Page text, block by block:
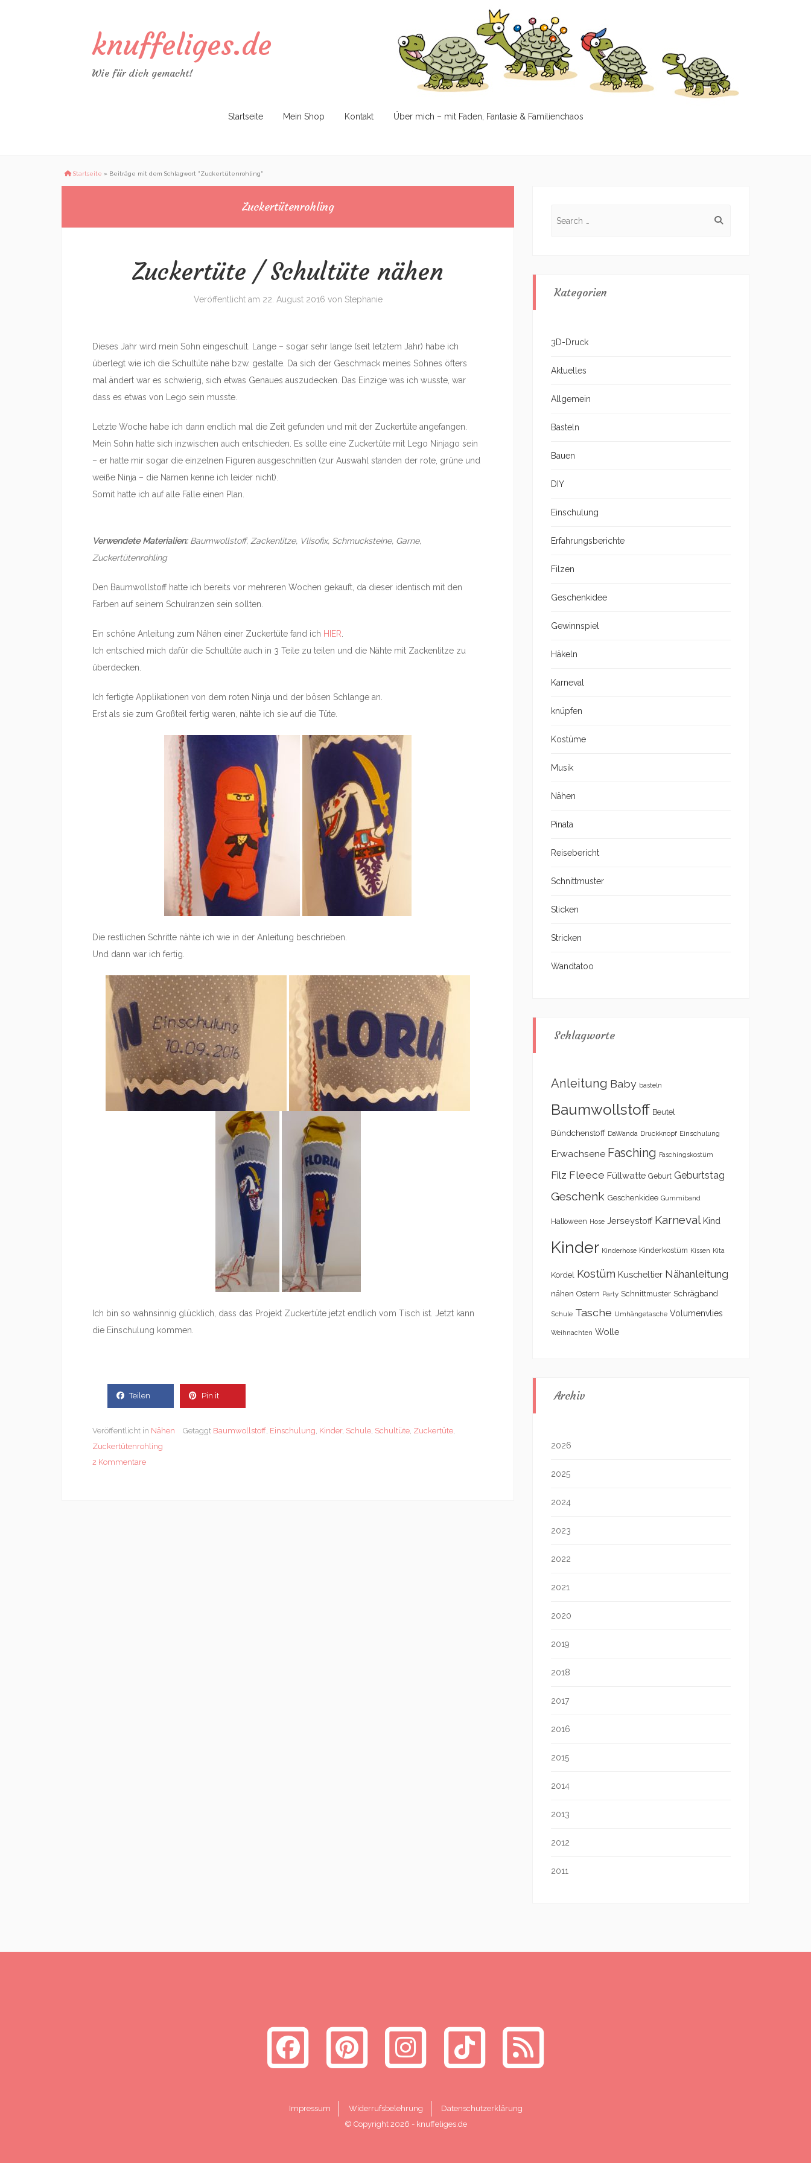
knuffeliges.de
Wie für dich gemacht!
Startseite Mein Shop Kontakt Über mich – mit Faden, Fantasie & Familienchaos
Startseite » Beiträge mit dem Schlagwort "Zuckertütenrohling"
Zuckertütenrohling
Zuckertüte / Schultüte nähen
Veröffentlicht am 22. August 2016 von Stephanie
Dieses Jahr wird mein Sohn eingeschult. Lange – sogar sehr lange (seit letztem Jahr) habe ich
überlegt wie ich die Schultüte nähe bzw. gestalte. Da sich der Geschmack meines Sohnes öfters
mal ändert war es schwierig, sich etwas Genaues auszudecken. Das Einzige was ich wusste, war
dass es etwas von Lego sein musste.
Letzte Woche habe ich dann endlich mal die Zeit gefunden und mit der Zuckertüte angefangen.
Mein Sohn hatte sich inzwischen auch entschieden. Es sollte eine Zuckertüte mit Lego Ninjago sein
– er hatte mir sogar die einzelnen Figuren ausgeschnitten (zur Auswahl standen der rote, grüne und
weiße Ninja – die Namen kenne ich leider nicht).
Somit hatte ich auf alle Fälle einen Plan.
Verwendete Materialien: Baumwollstoff, Zackenlitze, Vlisofix, Schmucksteine, Garne,
Zuckertütenrohling
Den Baumwollstoff hatte ich bereits vor mehreren Wochen gekauft, da dieser identisch mit den
Farben auf seinem Schulranzen sein sollten.
Ein schöne Anleitung zum Nähen einer Zuckertüte fand ich HIER
Ich entschied mich dafür die Schultüte auch in 3 Teile zu teilen und die Nähte mit Zackenlitze zu
überdecken.
Ich fertigte Applikationen von dem roten Ninja und der bösen Schlange an.
Erst als sie zum Großteil fertig waren, nähte ich sie auf die Tüte.
Die restlichen Schritte nähte ich wie in der Anleitung beschrieben.
Und dann war ich fertig.
Ich bin so wahnsinnig glücklich, dass das Projekt Zuckertüte jetzt endlich vom Tisch ist. Jetzt kann
die Einschulung kommen.
Teilen Pin it
Veröffentlicht in Nähen Getaggt Baumwollstoff, Einschulung, Kinder, Schule, Schultüte, Zuckertüte,
Zuckertütenrohling
2 Kommentare
Kategorien
3D-Druck
Aktuelles
Allgemein
Basteln
Bauen
DIY
Einschulung
Erfahrungsberichte
Filzen
Geschenkidee
Gewinnspiel
Häkeln
Karneval
knüpfen
Kostüme
Musik
Nähen
Pinata
Reisebericht
Schnittmuster
Sticken
Stricken
Wandtatoo
Schlagworte
Anleitung Baby basteln
Baumwollstoff Beutel
Bündchenstoff DaWanda Druckknopf Einschulung
Erwachsene Fasching Faschingskostüm
Filz Fleece Füllwatte Geburt Geburtstag
Geschenk Geschenkidee Gummiband
Halloween Hose Jerseystoff Karneval Kind
Kinder Kinderhose Kinderkostüm Kissen Kita
Kordel Kostüm Kuscheltier Nähanleitung
nähen Ostern Party Schnittmuster Schrägband
Schule Tasche Umhängetasche Volumenvlies
Weihnachten Wolle
Archiv
2026
2025
2024
2023
2022
2021
2020
2019
2018
2017
2016
2015
2014
2013
2012
2011
Impressum Widerrufsbelehrung
Datenschutzerklärung
© Copyright 2026 - knuffeliges.de